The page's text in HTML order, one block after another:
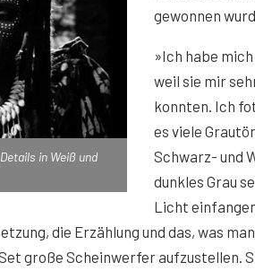
in Weiß und
gewonnen
»Ich habe
weil sie mir
konnten. Ich
es viele
Schwarz- und
dunkles Grau
Licht
die Erzählung und das, was
große Scheinwerfer aufzustellen.